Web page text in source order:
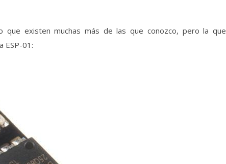
que existen muchas más de las que conozco, pero la que
ESP-01: